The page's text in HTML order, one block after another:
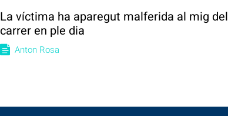
Anton Rosa
La víctima ha aparegut malferida al mig del
carrer en ple dia